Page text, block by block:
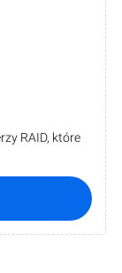
RAID, które